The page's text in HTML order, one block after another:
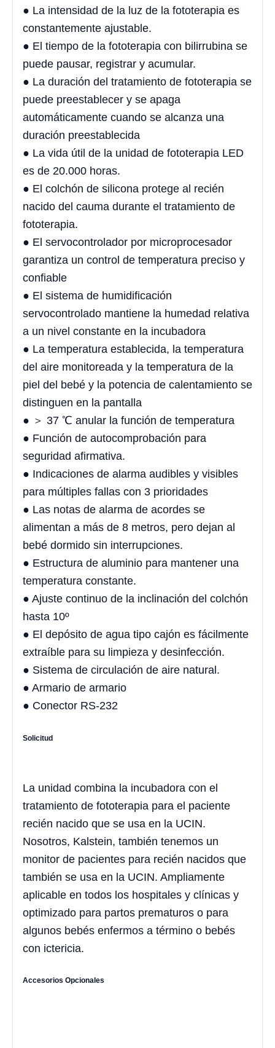
● La intensidad de la luz de la fototerapia es
constantemente ajustable.
● El tiempo de la fototerapia con bilirrubina se
puede pausar, registrar y acumular.
● La duración del tratamiento de fototerapia se
puede preestablecer y se apaga
automáticamente cuando se alcanza una
duración preestablecida
● La vida útil de la unidad de fototerapia LED
es de 20.000 horas.
● El colchón de silicona protege al recién
nacido del cauma durante el tratamiento de
fototerapia.
● El servocontrolador por microprocesador
garantiza un control de temperatura preciso y
confiable
● El sistema de humidificación
servocontrolado mantiene la humedad relativa
a un nivel constante en la incubadora
● La temperatura establecida, la temperatura
del aire monitoreada y la temperatura de la
piel del bebé y la potencia de calentamiento se
distinguen en la pantalla
● ＞ 37 ℃ anular la función de temperatura
● Función de autocomprobación para
seguridad afirmativa.
● Indicaciones de alarma audibles y visibles
para múltiples fallas con 3 prioridades
● Las notas de alarma de acordes se
alimentan a más de 8 metros, pero dejan al
bebé dormido sin interrupciones.
● Estructura de aluminio para mantener una
temperatura constante.
● Ajuste continuo de la inclinación del colchón
hasta 10º
● El depósito de agua tipo cajón es fácilmente
extraíble para su limpieza y desinfección.
● Sistema de circulación de aire natural.
● Armario de armario
● Conector RS-232
Solicitud
La unidad combina la incubadora con el
tratamiento de fototerapia para el paciente
recién nacido que se usa en la UCIN.
Nosotros, Kalstein, también tenemos un
monitor de pacientes para recién nacidos que
también se usa en la UCIN. Ampliamente
aplicable en todos los hospitales y clínicas y
optimizado para partos prematuros o para
algunos bebés enfermos a término o bebés
con ictericia.
Accesorios Opcionales